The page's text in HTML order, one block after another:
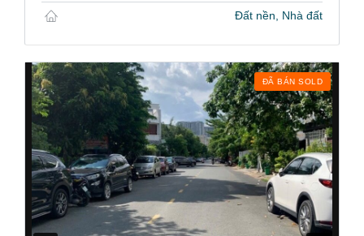
Đất nền, Nhà đất
ĐÃ BÁN SOLD